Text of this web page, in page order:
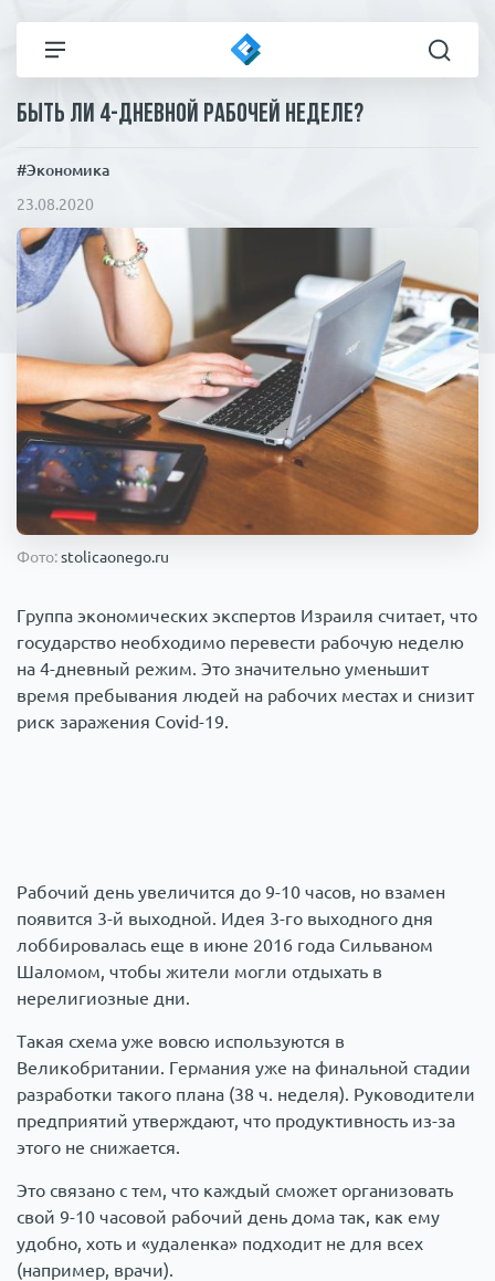
Все новости
Политика
В мире
Экономика
Общество
Коронавирус
Происшествия
Технологии
Статьи
ЧП И КРИМИНАЛ
1000 мелочей
Быть ли 4-дневной рабочей неделе?
#Экономика
23.08.2020
Фото:stolicaonego.ru
Группа экономических экспертов Израиля считает, что
государство необходимо перевести рабочую неделю
на 4-дневный режим. Это значительно уменьшит
время пребывания людей на рабочих местах и снизит
риск заражения Covid-19.
Рабочий день увеличится до 9-10 часов, но взамен
появится 3-й выходной. Идея 3-го выходного дня
лоббировалась еще в июне 2016 года Сильваном
Шаломом, чтобы жители могли отдыхать в
нерелигиозные дни.
Такая схема уже вовсю используются в
Великобритании. Германия уже на финальной стадии
разработки такого плана (38 ч. неделя). Руководители
предприятий утверждают, что продуктивность из-за
этого не снижается.
Это связано с тем, что каждый сможет организовать
свой 9-10 часовой рабочий день дома так, как ему
удобно, хоть и «удаленка» подходит не для всех
(например, врачи).